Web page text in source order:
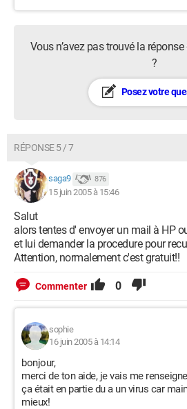
Vous n’avez pas trouvé la
?
Posez votre
RÉPONSE 5 / 7
saga9 876
15 juin 2005 à 15:46
Salut
alors tentes d' envoyer un mail à HP
et lui demander la procedure pour
Attention, normalement c'est gratuit!!
Commenter 0
sophie
16 juin 2005 à 14:14
bonjour,
merci de ton aide, je vais me
ça était en partie du a un virus car
mieux!